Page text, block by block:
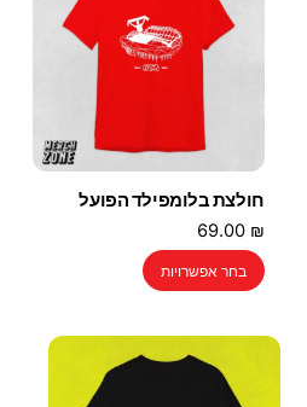
לבחור
את
האפשרויות
המוצר
חולצת בלומפילד הפועל
69.00 ₪
בחר אפשרויות
למוצר
סוגים.